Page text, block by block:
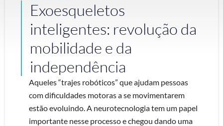
Exoesqueletos
inteligentes: revolução da
mobilidade e da
independência
Aqueles “trajes robóticos” que ajudam pessoas
com dificuldades motoras a se movimentarem
estão evoluindo. A neurotecnologia tem um papel
importante nesse processo e chegou dando uma